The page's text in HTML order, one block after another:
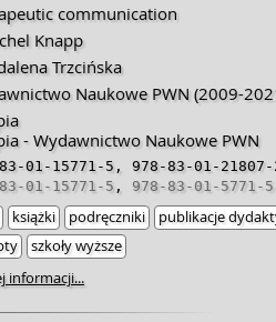
communication
Knapp
Trzcińska
Naukowe PWN(2009-
- Wydawnictwo Naukowe PWN
01-15771-5 , 978-83-01-21807-
01-15771-5 , 978-83-01-5771-5
książki podręczniki
publikacje
szkoły wyższe
informacji...